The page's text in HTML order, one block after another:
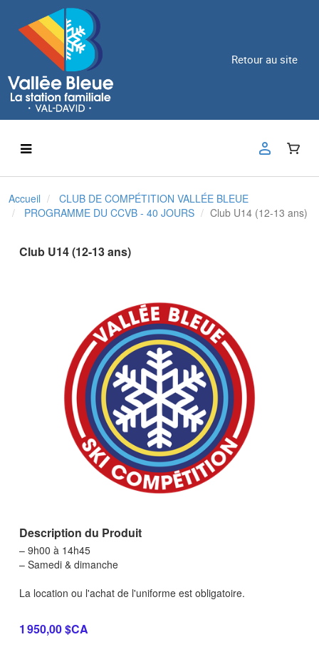
Retour au site
Accueil
CLUB DE COMPÉTITION VALLÉE BLEUE
PROGRAMME DU CCVB - 40 JOURS
Club U14 (12-13 ans)
Club U14 (12-13 ans)
Description du Produit
– 9h00 à 14h45
– Samedi & dimanche
La location ou l'achat de l'uniforme est obligatoire.
1 950,00 $CA